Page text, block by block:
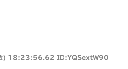
18:23:56.62 ID:YQSextW90